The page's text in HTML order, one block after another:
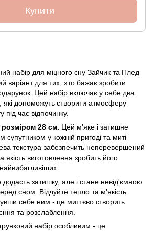
Купити
набір для міцного сну Зайчик та Плед
варіант для тих, хто бажає зробити
Цей набір включає у себе два
допоможуть створити атмосферу
час відпочинку.
28 см. Цей м'яке і затишне
супутником у кожній пригоді та миті
текстура забезпечить неперевершений
виготовлення зробить його
додасть затишку, але і стане невід'ємною
сном. Відчуйте тепло та м'якість
себе ним - це миттєво створить
та розслаблення.
набір особливим - це